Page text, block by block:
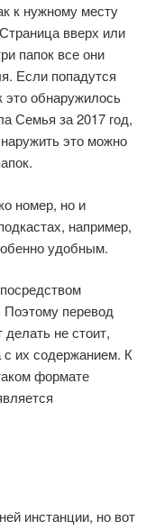
к нужному месту
вверх или
папок все они
Если попадутся
это обнаружилось
Семья за 2017 год,
это можно
номер, но и
например,
удобным.
Поэтому перевод
не стоит,
с их содержанием. К
формате
инстанции, но вот